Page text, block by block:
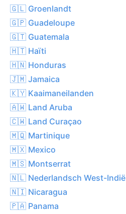
🇬🇱 Groenlandt
🇬🇵 Guadeloupe
🇬🇹 Guatemala
🇭🇹 Haïti
🇭🇳 Honduras
🇯🇲 Jamaica
🇰🇾 Kaaimaneilanden
🇦🇼 Land Aruba
🇨🇼 Land Curaçao
🇲🇶 Martinique
🇲🇽 Mexico
🇲🇸 Montserrat
🇳🇱 Nederlandsch West-Indië
🇳🇮 Nicaragua
🇵🇦 Panama